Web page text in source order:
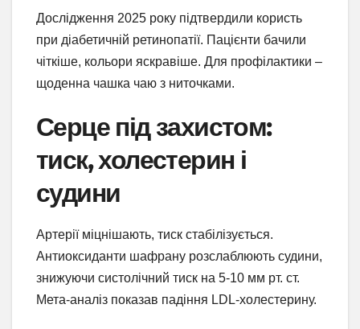
Дослідження 2025 року підтвердили користь
при діабетичній ретинопатії. Пацієнти бачили
чіткіше, кольори яскравіше. Для профілактики –
щоденна чашка чаю з ниточками.
Серце під захистом:
тиск, холестерин і
судини
Артерії міцнішають, тиск стабілізується.
Антиоксиданти шафрану розслаблюють судини,
знижуючи систолічний тиск на 5-10 мм рт. ст.
Мета-аналіз показав падіння LDL-холестерину.